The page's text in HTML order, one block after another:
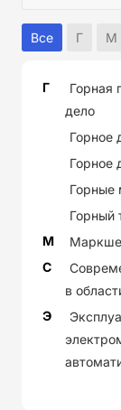
Все Г М
Г
Горная
дело
Горное
Горное
Горные
Горный
М
С
в
Э